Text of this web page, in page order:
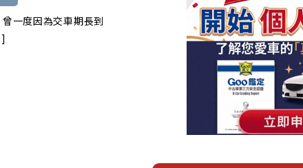
一度因為交車期長到